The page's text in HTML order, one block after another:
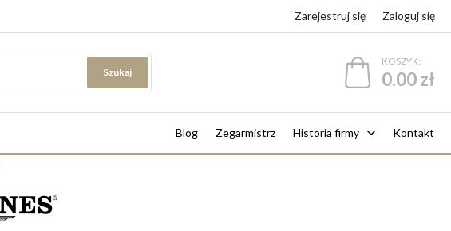
Zarejestruj się Zaloguj się
KOSZYK:
0.00 zł
Szukaj
Blog Zegarmistrz Historia firmy Kontakt